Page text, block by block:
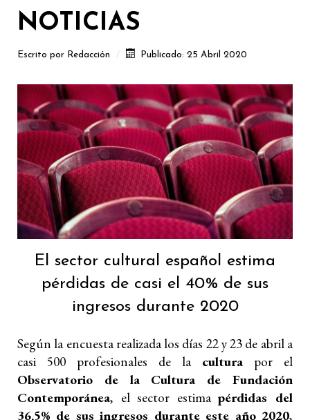
NOTICIAS
Escrito por Redacción Publicado: 25 Abril 2020
El sector cultural español estima
pérdidas de casi el 40% de sus
ingresos durante 2020
Según la encuesta realizada los días 22 y 23 de abril a
casi 500 profesionales de la cultura por el
Observatorio de la Cultura de Fundación
Contemporánea, el sector estimapérdidas del
36,5% de sus ingresos durante este año 2020,